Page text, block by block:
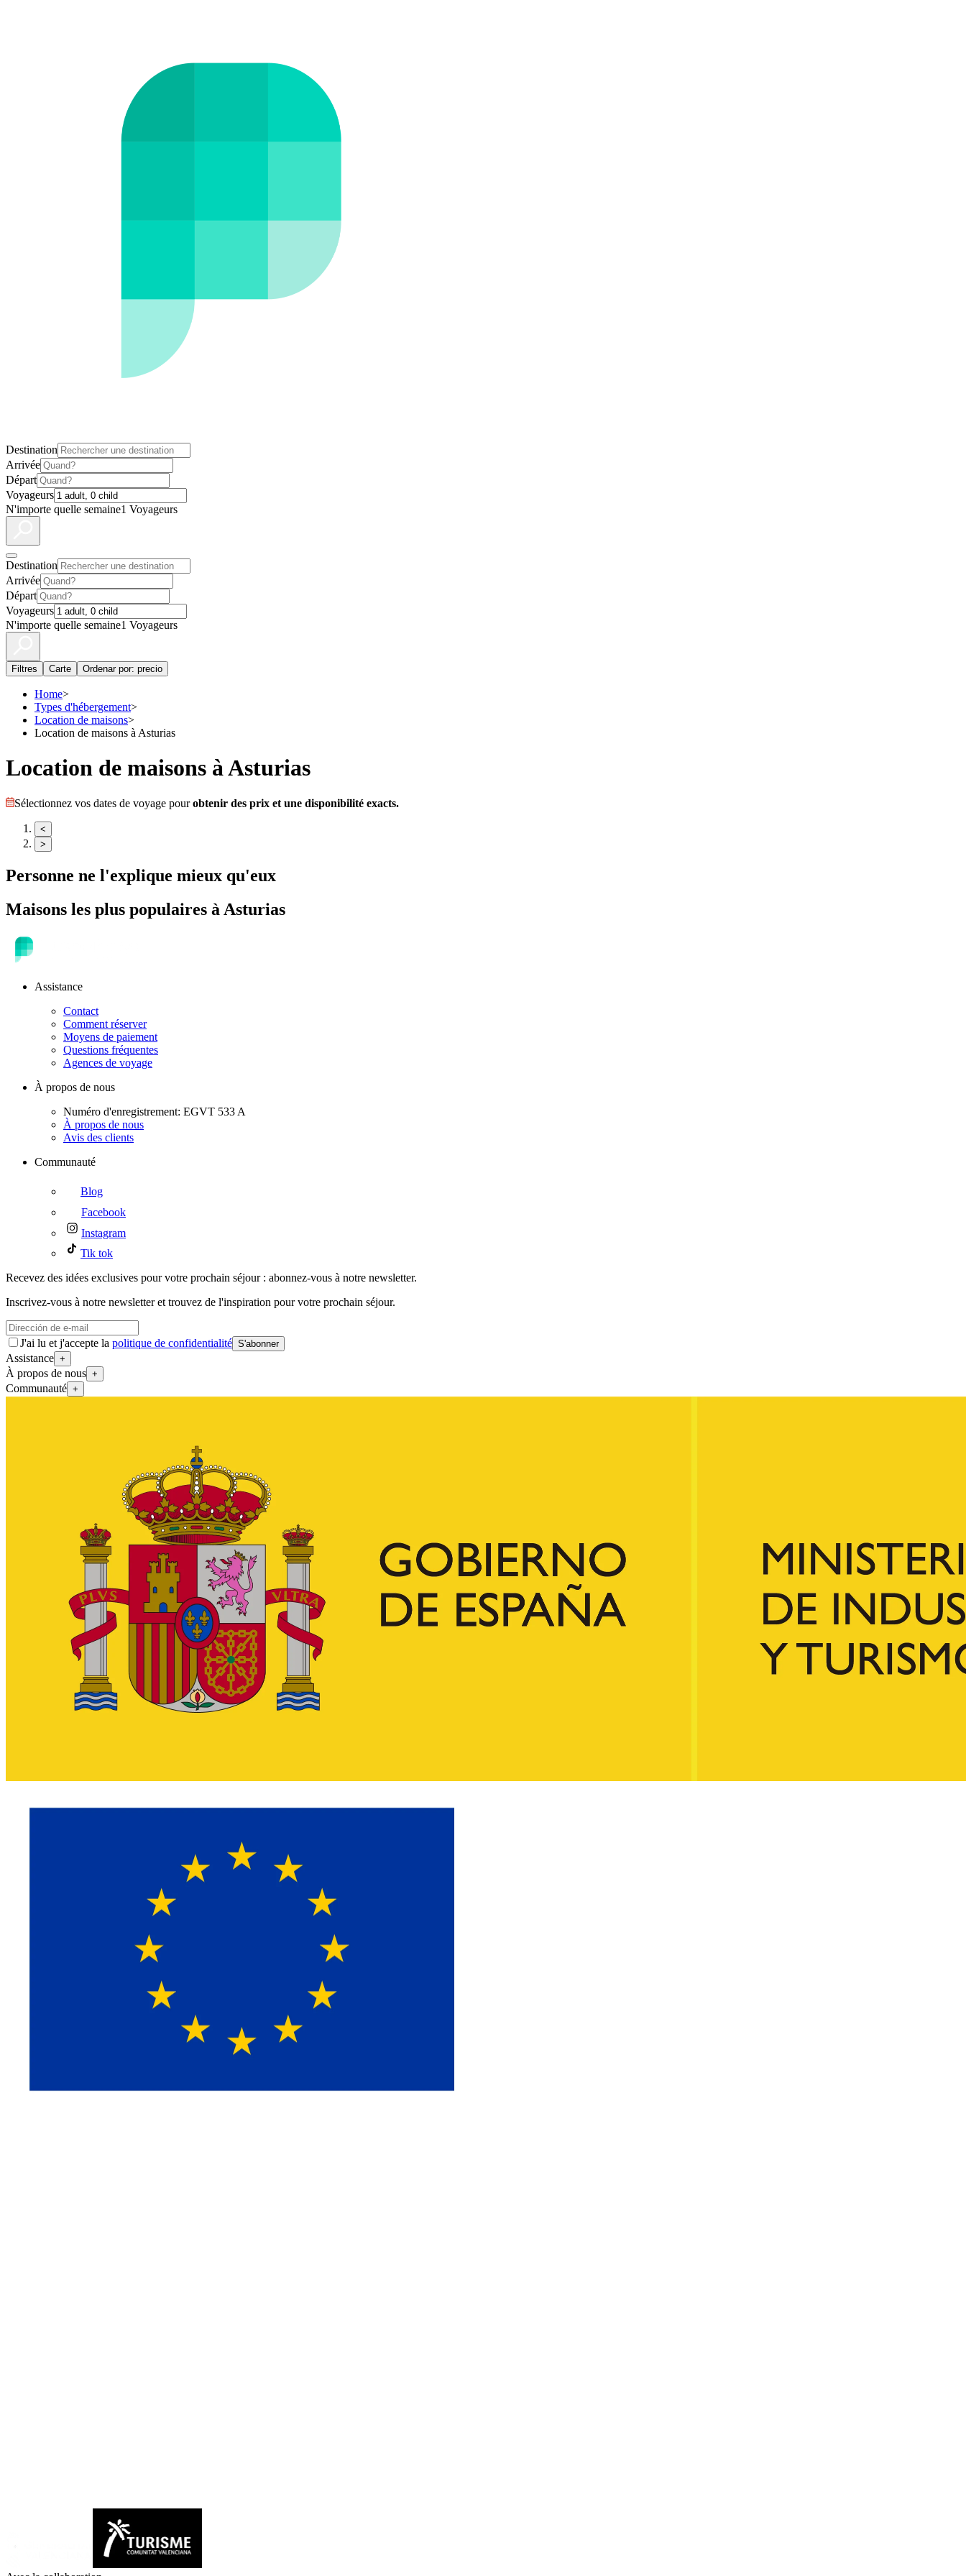
Destination
Arrivée
Départ
Voyageurs
N'importe quelle semaine1 Voyageurs
Destination
Arrivée
Départ
Voyageurs
N'importe quelle semaine1 Voyageurs
Filtres Carte Ordenar por: precio
Home>
Types d'hébergement>
Location de maisons>
Location de maisons à Asturias
Location de maisons à Asturias
Sélectionnez vos dates de voyage pourobtenir des prix et une disponibilité exacts.
<
>
Personne ne l'explique mieux qu'eux
Maisons les plus populaires à Asturias
Assistance
Contact
Comment réserver
Moyens de paiement
Questions fréquentes
Agences de voyage
À propos de nous
Numéro d'enregistrement: EGVT 533 A
À propos de nous
Avis des clients
Communauté
Blog
Facebook
Instagram
Tik tok
Recevez des idées exclusives pour votre prochain séjour : abonnez-vous à notre newsletter.
Inscrivez-vous à notre newsletter et trouvez de l'inspiration pour votre prochain séjour.
J'ai lu et j'accepte la politique de confidentialité S'abonner
Assistance +
À propos de nous +
Communauté +